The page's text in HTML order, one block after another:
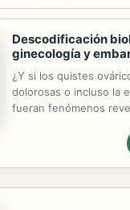
Descodificación
ginecología y
¿Y si los quistes
dolorosas o incluso la
fueran fenómenos
soterrados? Christian
ofrece aquí una guía
problemas
obstétricos analizados